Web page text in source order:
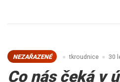
NEZAŘAZENÉ tkroudnice 30
Co nás čeká v